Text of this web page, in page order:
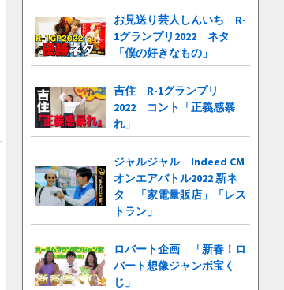
お見送り芸人しんいち R-
1グランプリ2022 ネタ
「僕の好きなもの」
吉住 R-1グランプリ
2022 コント「正義感暴
れ」
ジャルジャル Indeed CM
オンエアバトル2022 新ネ
タ 「家電量販店」「レス
トラン」
ロバート企画 「新春！ロ
バート想像ジャンボ宝く
じ」